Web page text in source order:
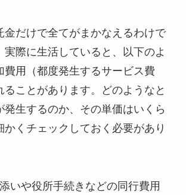
金だけで全てがまかなえるわけで
実際に生活していると、以下のよ
費用（都度発生するサービス費
ることがあります。どのようなと
発生するのか、その単価はいくら
かくチェックしておく必要があり
いや役所手続きなどの同行費用